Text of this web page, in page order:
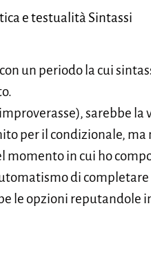
e testualità Sintassi
un periodo la cui
sarebbe
per il condizionale,
momento in cui ho
di
le opzioni reputandole